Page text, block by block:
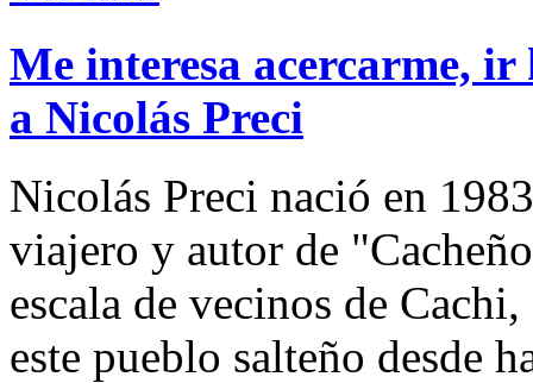
Me interesa acercarme,
a Nicolás Preci
Nicolás Preci nació en
viajero y autor de
escala de vecinos de
este pueblo salteño desde